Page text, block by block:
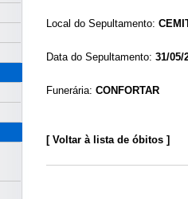
Local do Sepultamento:
Data do Sepultamento: 31/05/
Funerária: CONFORTAR
[ Voltar à lista de óbitos ]